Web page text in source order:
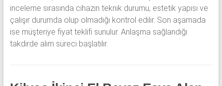
inceleme sırasında cihazın teknik durumu, estetik yapısı ve
çalışır durumda olup olmadığı kontrol edilir. Son aşamada
ise müşteriye fiyat teklifi sunulur. Anlaşma sağlandığı
takdirde alım süreci başlatılır.